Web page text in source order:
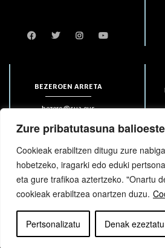
Zure pribatutasuna
Cookieak erabiltzen ditugu zure
hobetzeko, iragarki edo eduki
eta gure trafikoa aztertzeko. "Onartu
cookieak erabiltzea onartzen duzu.
Pertsonalizatu Denak ezeztatu
BEZEROEN ARRETA
bezero@sua.eus
HARPIDETZAK